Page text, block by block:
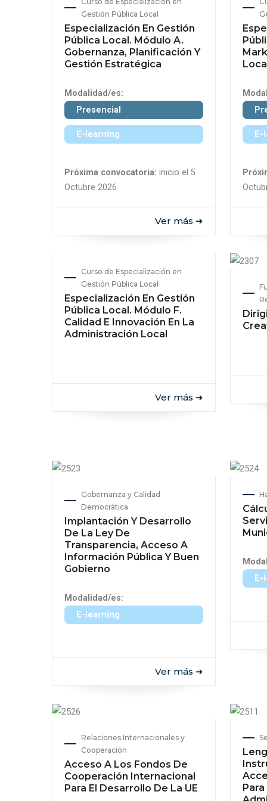
Gestión Pública Local
Especialización En Gestión
Pública Local. Módulo A.
Gobernanza, Planificación Y
Gestión Estratégica
Modalidad/es:
Presencial
E-learning
Próxima convocatoria: inicio el 5
Octubre 2026
Ver más ➜
E-
Curso de Especialización en
Gestión Pública Local
Especialización En Gestión
Pública Local. Módulo F.
Calidad E Innovación En La
Administración Local
Ver más ➜
Gobernanza y Calidad
Democrática
Implantación Y Desarrollo
De La Ley De
Transparencia, Acceso A
Información Pública Y Buen
Gobierno
Modalidad/es:
E-learning
Ver más ➜
E-
Relaciones Internacionales y
Cooperación
Acceso A Los Fondos De
Cooperación Internacional
Para El Desarrollo De La UE